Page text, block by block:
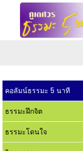
คอลัมน์ธรรมะ 5 นาที
ธรรมะฝึกจิต
ธรรมะโดนใจ